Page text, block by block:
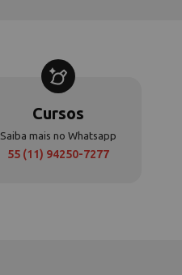
Cursos
Saiba mais no Whatsapp
55 (11) 94250-7277